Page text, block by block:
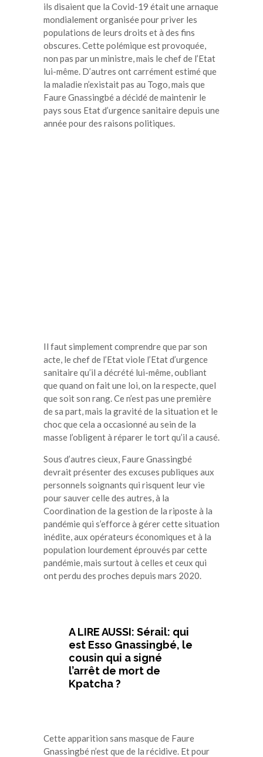
ils disaient que la Covid-19 était une arnaque
mondialement organisée pour priver les
populations de leurs droits et à des fins
obscures. Cette polémique est provoquée,
non pas par un ministre, mais le chef de l’Etat
lui-même. D’autres ont carrément estimé que
la maladie n’existait pas au Togo, mais que
Faure Gnassingbé a décidé de maintenir le
pays sous Etat d’urgence sanitaire depuis une
année pour des raisons politiques.
Il faut simplement comprendre que par son
acte, le chef de l’Etat viole l’Etat d’urgence
sanitaire qu’il a décrété lui-même, oubliant
que quand on fait une loi, on la respecte, quel
que soit son rang. Ce n’est pas une première
de sa part, mais la gravité de la situation et le
choc que cela a occasionné au sein de la
masse l’obligent à réparer le tort qu’il a causé.
Sous d’autres cieux, Faure Gnassingbé
devrait présenter des excuses publiques aux
personnels soignants qui risquent leur vie
pour sauver celle des autres, à la
Coordination de la gestion de la riposte à la
pandémie qui s’efforce à gérer cette situation
inédite, aux opérateurs économiques et à la
population lourdement éprouvés par cette
pandémie, mais surtout à celles et ceux qui
ont perdu des proches depuis mars 2020.
A LIRE AUSSI: Sérail: qui
est Esso Gnassingbé, le
cousin qui a signé
l’arrêt de mort de
Kpatcha ?
Cette apparition sans masque de Faure
Gnassingbé n’est que de la récidive. Et pour